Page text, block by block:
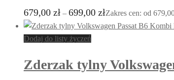
679,00 zł – 699,00 złZakres cen: od
Dodaj do listy życzeń
Zderzak tylny